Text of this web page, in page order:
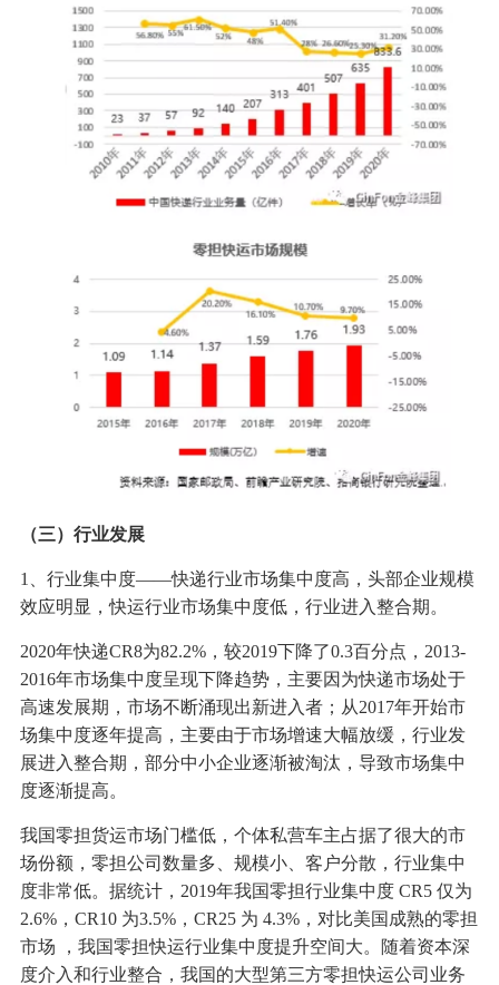
（三）行业发展
1、行业集中度——快递行业市场集中度高，头部企业规模
效应明显，快运行业市场集中度低，行业进入整合期。
2020年快递CR8为82.2%，较2019下降了0.3百分点，2013-
2016年市场集中度呈现下降趋势，主要因为快递市场处于
高速发展期，市场不断涌现出新进入者；从2017年开始市
场集中度逐年提高，主要由于市场增速大幅放缓，行业发
展进入整合期，部分中小企业逐渐被淘汰，导致市场集中
度逐渐提高。
我国零担货运市场门槛低，个体私营车主占据了很大的市
场份额，零担公司数量多、规模小、客户分散，行业集中
度非常低。据统计，2019年我国零担行业集中度 CR5 仅为
2.6%，CR10 为3.5%，CR25 为 4.3%，对比美国成熟的零担
市场 ，我国零担快运行业集中度提升空间大。随着资本深
度介入和行业整合，我国的大型第三方零担快运公司业务